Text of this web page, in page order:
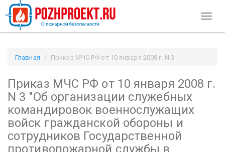
Главная
Приказ МЧС РФ от 10 января 2008 г. N 3
войск гражданской обороны и сотрудников
Государственной противопожарной службы в системе
Министерства Российской Федерации по делам гражданской
/ Pozhproekt.ru
Приказ МЧС РФ от 10 января 2008 г.
N 3 "Об организации служебных
командировок военнослужащих
войск гражданской обороны и
сотрудников Государственной
противопожарной службы в